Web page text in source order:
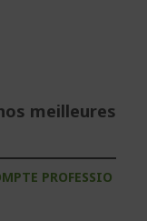
meilleures
PROFESSIO